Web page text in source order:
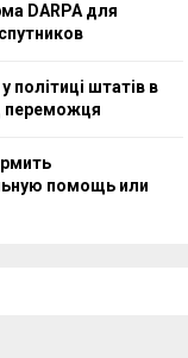
DARPA для
політиці штатів в
переможця
помощь или